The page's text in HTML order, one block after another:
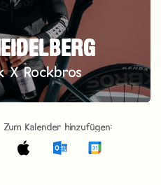
X Rockbros
Zum Kalender hinzufügen: